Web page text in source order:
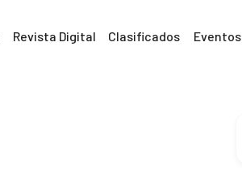
Revista Digital Clasificados Eventos